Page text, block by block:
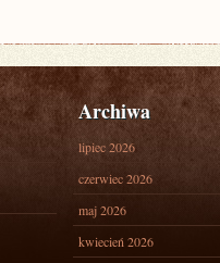
Archiwa
lipiec 2026
czerwiec 2026
maj 2026
kwiecień 2026